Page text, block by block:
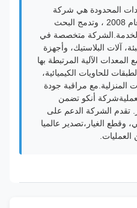
المحدودة هي شركة
مقرها جيانغسو تأسست في عام 2008 ، وتدمج البحث
متخصصة في
البلاستيك، وأجهزة
الآلية المرتبطة بها
الكيميائية،
مراقبة جودة
أنكو تضمن
الشركة الدعم على
الغيار،تصدير عالميا